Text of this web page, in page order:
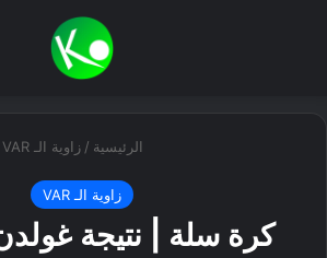
الرئيسية / زاوية الـ VAR
زاوية الـ VAR
كرة سلة | نتيجة